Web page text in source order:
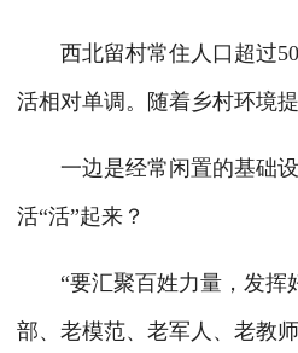
西北留村常住人口超过
活相对单调。随着乡村环境
一边是经常闲置的基础设
活“活”起来？
“要汇聚百姓力量，发挥好
部、老模范、老军人、老教